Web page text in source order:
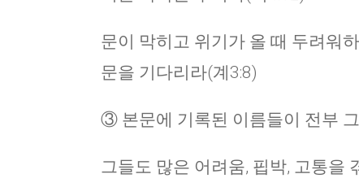
문이 막히고 위기가 올 때 두려워
문을 기다리라(계3:8)
③ 본문에 기록된 이름들이 전부
그들도 많은 어려움, 핍박, 고통을